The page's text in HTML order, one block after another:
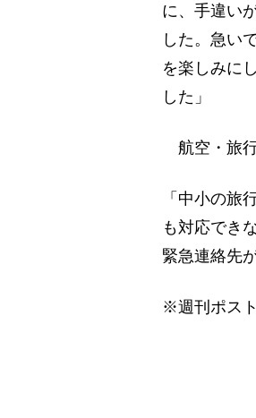
に、手違い
した。急い
を楽しみに
した」
航空・旅行
「中小の旅
も対応でき
緊急連絡先
※週刊ポス